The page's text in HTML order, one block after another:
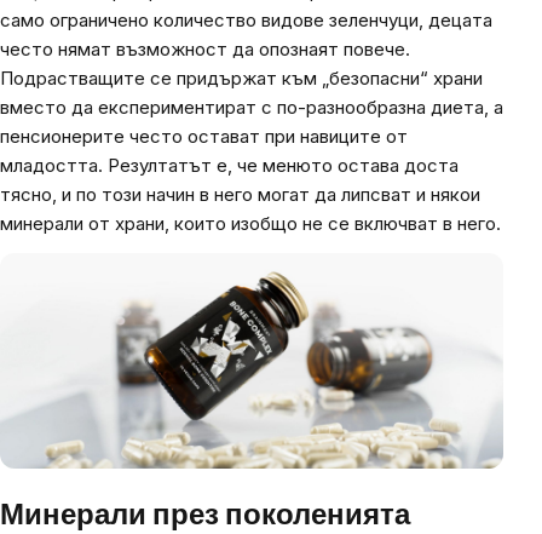
само ограничено количество видове зеленчуци, децата
често нямат възможност да опознаят повече.
Подрастващите се придържат към „безопасни“ храни
вместо да експериментират с по-разнообразна диета, а
пенсионерите често остават при навиците от
младостта. Резултатът е, че менюто остава доста
тясно, и по този начин в него могат да липсват и някои
минерали от храни, които изобщо не се включват в него.
Минерали през поколенията